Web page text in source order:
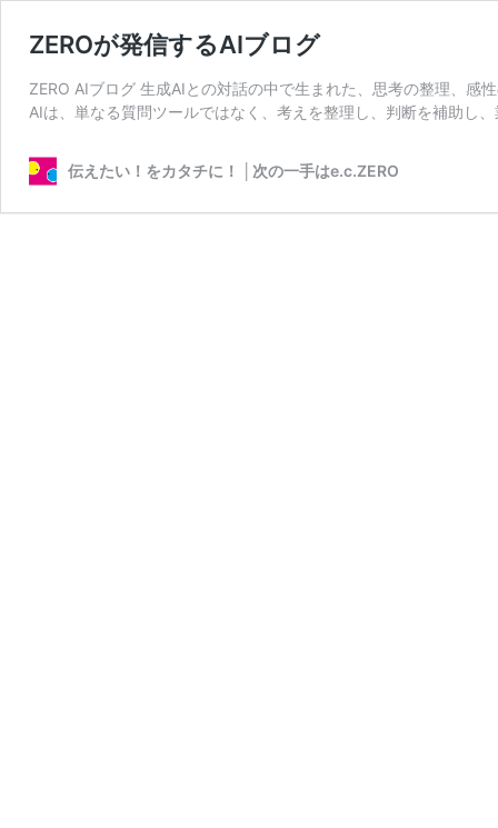
ZEROが発信するAIブログ
ZERO AIブログ 生成AIとの対話の中で生まれた、思考の整理、感
AIは、単なる質問ツールではなく、考えを整理し、判断を補助し
伝えたい！をカタチに！ │次の一手はe.c.ZERO